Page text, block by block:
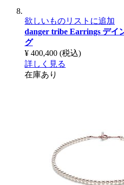
欲しいものリストに追加
danger tribe Earrings デイ
グ
¥ 400,400 (税込)
詳しく見る
在庫あり